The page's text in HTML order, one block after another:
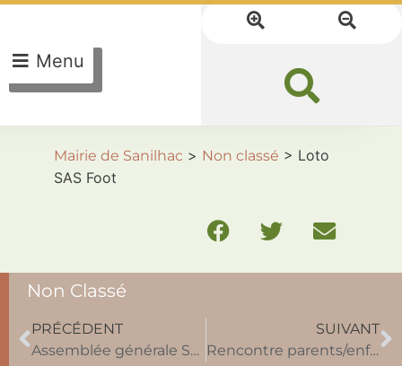
Menu
Mairie de Sanilhac > Non classé > Loto
SAS Foot
Non Classé
PRÉCÉDENT
Assemblée générale Sanilhac Pétanque
SUIVANT
Rencontre parents/enfant à Breuilh